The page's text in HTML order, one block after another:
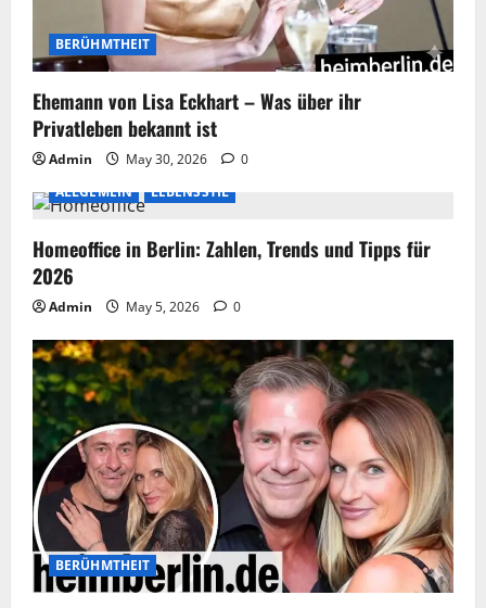
BERÜHMTHEIT
Ehemann von Lisa Eckhart – Was über ihr
Privatleben bekannt ist
Admin May 30, 2026
0
ALLGEMEIN
LEBENSSTIL
Homeoffice in Berlin: Zahlen, Trends und Tipps für
2026
Admin May 5, 2026 0
BERÜHMTHEIT